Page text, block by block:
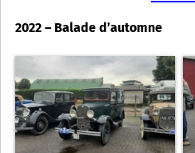
2022 – Balade d’automne